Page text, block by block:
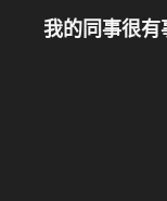
我的同事很有